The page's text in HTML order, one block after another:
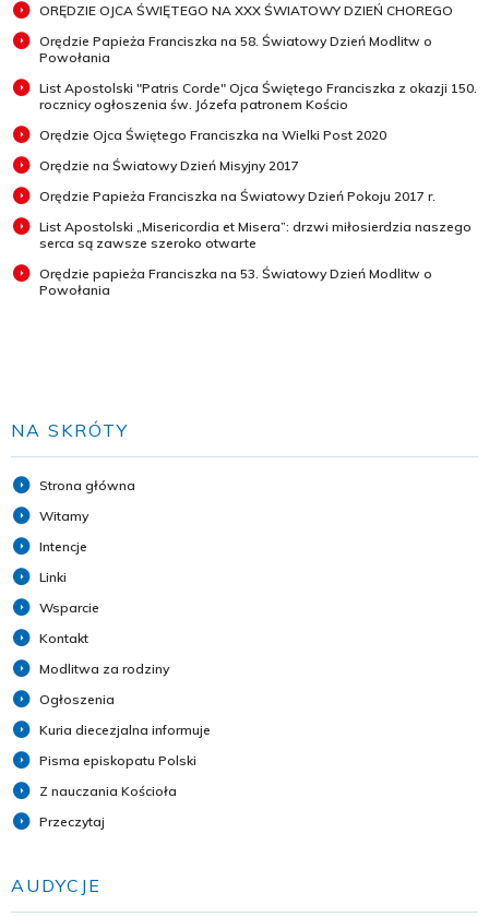
ORĘDZIE OJCA ŚWIĘTEGO NA XXX ŚWIATOWY DZIEŃ CHOREGO
Orędzie Papieża Franciszka na 58. Światowy Dzień Modlitw o
Powołania
List Apostolski "Patris Corde" Ojca Świętego Franciszka z okazji 150.
rocznicy ogłoszenia św. Józefa patronem Kościo
Orędzie Ojca Świętego Franciszka na Wielki Post 2020
Orędzie na Światowy Dzień Misyjny 2017
Orędzie Papieża Franciszka na Światowy Dzień Pokoju 2017 r.
List Apostolski „Misericordia et Misera”: drzwi miłosierdzia naszego
serca są zawsze szeroko otwarte
Orędzie papieża Franciszka na 53. Światowy Dzień Modlitw o
Powołania
NA SKRÓTY
Strona główna
Witamy
Intencje
Linki
Wsparcie
Kontakt
Modlitwa za rodziny
Ogłoszenia
Kuria diecezjalna informuje
Pisma episkopatu Polski
Z nauczania Kościoła
Przeczytaj
AUDYCJE